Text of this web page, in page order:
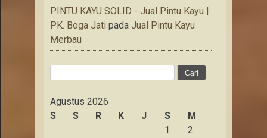
PINTU KAYU SOLID - Jual Pintu Kayu |
PK. Boga Jati pada Jual Pintu Kayu
Merbau
Agustus 2026
S
S R K J S
M
1
2